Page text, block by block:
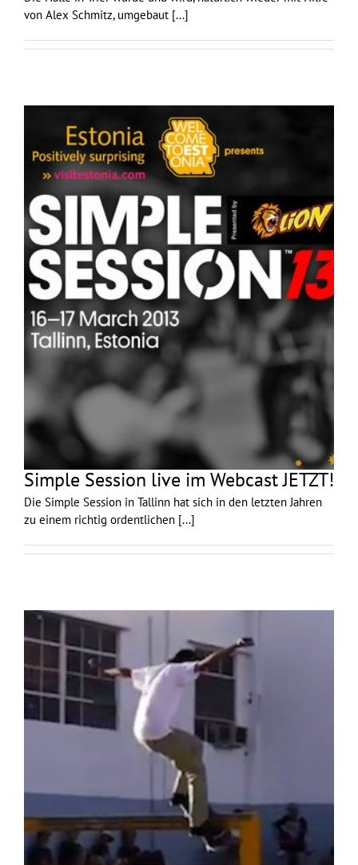
von Alex Schmitz, umgebaut [...]
Simple Session live im Webcast JETZT!
Die Simple Session in Tallinn hat sich in den letzten Jahren
zu einem richtig ordentlichen [...]